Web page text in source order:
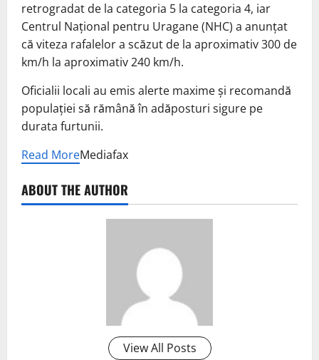
retrogradat de la categoria 5 la categoria 4, iar
Centrul Naţional pentru Uragane (NHC) a anunţat
că viteza rafalelor a scăzut de la aproximativ 300 de
km/h la aproximativ 240 km/h.
Oficialii locali au emis alerte maxime şi recomandă
populaţiei să rămână în adăposturi sigure pe
durata furtunii.
Read MoreMediafax
ABOUT THE AUTHOR
View All Posts